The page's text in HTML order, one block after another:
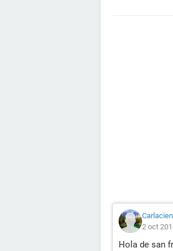
2 oct
Hola de san